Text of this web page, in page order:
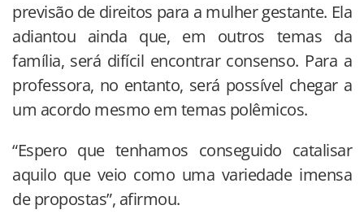
previsão de direitos para a mulher gestante. Ela
adiantou ainda que, em outros temas da
família, será difícil encontrar consenso. Para a
professora, no entanto, será possível chegar a
um acordo mesmo em temas polêmicos.
“Espero que tenhamos conseguido catalisar
aquilo que veio como uma variedade imensa
de propostas”, afirmou.